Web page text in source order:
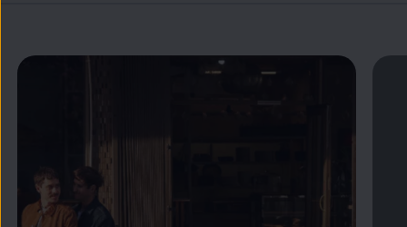
Enable fullscreen mode